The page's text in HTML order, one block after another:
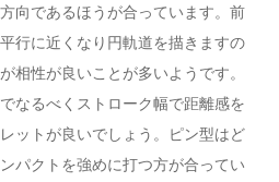
向であるほうが合っています。前
行に近くなり円軌道を描きますの
相性が良いことが多いようです。
なるべくストローク幅で距離感を
ットが良いでしょう。ピン型はど
パクトを強めに打つ方が合ってい